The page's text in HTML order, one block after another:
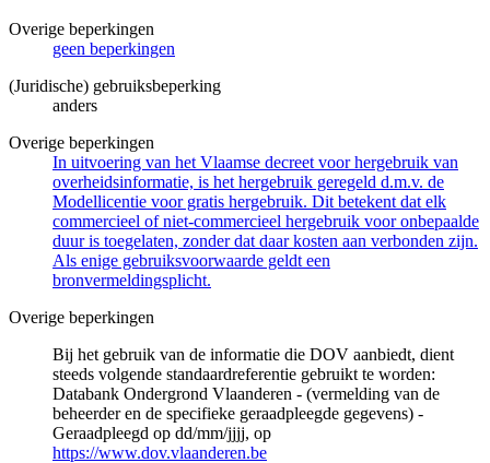
Overige beperkingen
geen beperkingen
(Juridische) gebruiksbeperking
anders
Overige beperkingen
In uitvoering van het Vlaamse decreet voor hergebruik van
overheidsinformatie, is het hergebruik geregeld d.m.v. de
Modellicentie voor gratis hergebruik. Dit betekent dat elk
commercieel of niet-commercieel hergebruik voor onbepaalde
duur is toegelaten, zonder dat daar kosten aan verbonden zijn.
Als enige gebruiksvoorwaarde geldt een
bronvermeldingsplicht.
Overige beperkingen
Bij het gebruik van de informatie die DOV aanbiedt, dient
steeds volgende standaardreferentie gebruikt te worden:
Databank Ondergrond Vlaanderen - (vermelding van de
beheerder en de specifieke geraadpleegde gegevens) -
Geraadpleegd op dd/mm/jjjj, op
https://www.dov.vlaanderen.be